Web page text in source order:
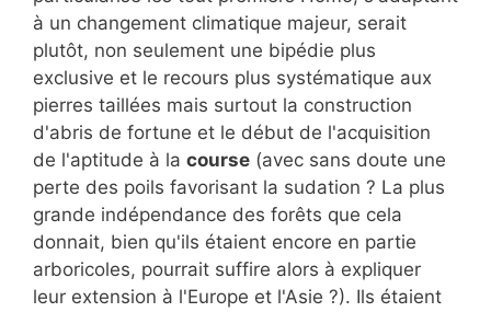
à un changement climatique majeur, serait
plutôt, non seulement une bipédie plus
exclusive et le recours plus systématique aux
pierres taillées mais surtout la construction
d'abris de fortune et le début de l'acquisition
de l'aptitude à la course (avec sans doute une
perte des poils favorisant la sudation ? La plus
grande indépendance des forêts que cela
donnait, bien qu'ils étaient encore en partie
arboricoles, pourrait suffire alors à expliquer
leur extension à l'Europe et l'Asie ?). Ils étaient